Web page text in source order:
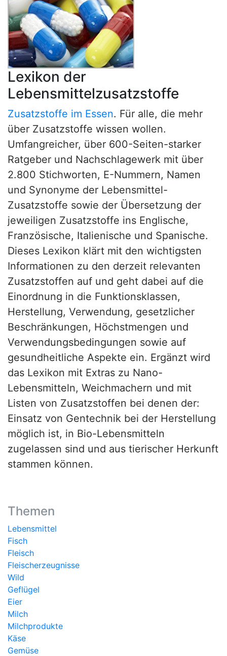
Lexikon der
Lebensmittelzusatzstoffe
Zusatzstoffe im Essen. Für alle, die mehr
über Zusatzstoffe wissen wollen.
Umfangreicher, über 600-Seiten-starker
Ratgeber und Nachschlagewerk mit über
2.800 Stichworten, E-Nummern, Namen
und Synonyme der Lebensmittel-
Zusatzstoffe sowie der Übersetzung der
jeweiligen Zusatzstoffe ins Englische,
Französische, Italienische und Spanische.
Dieses Lexikon klärt mit den wichtigsten
Informationen zu den derzeit relevanten
Zusatzstoffen auf und geht dabei auf die
Einordnung in die Funktionsklassen,
Herstellung, Verwendung, gesetzlicher
Beschränkungen, Höchstmengen und
Verwendungsbedingungen sowie auf
gesundheitliche Aspekte ein. Ergänzt wird
das Lexikon mit Extras zu Nano-
Lebensmitteln, Weichmachern und mit
Listen von Zusatzstoffen bei denen der:
Einsatz von Gentechnik bei der Herstellung
möglich ist, in Bio-Lebensmitteln
zugelassen sind und aus tierischer Herkunft
stammen können.
Themen
Lebensmittel
Fisch
Fleisch
Fleischerzeugnisse
Wild
Geflügel
Eier
Milch
Milchprodukte
Käse
Gemüse